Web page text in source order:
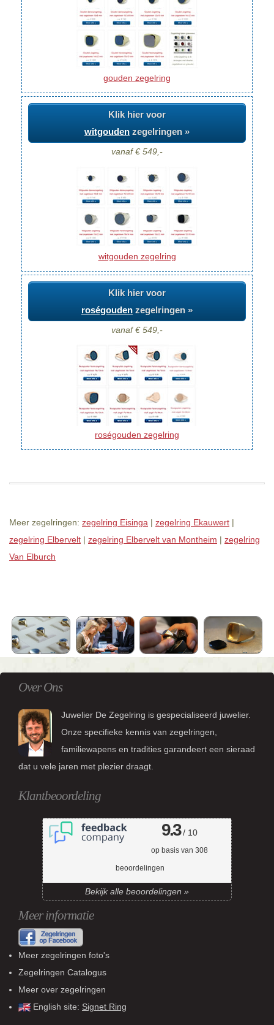
gouden zegelring
Klik hier voor
witgouden zegelringen »
vanaf € 549,-
witgouden zegelring
Klik hier voor
roségouden zegelringen »
vanaf € 549,-
roségouden zegelring
Meer zegelringen: zegelring Eisinga | zegelring Ekauwert |
zegelring Elbervelt | zegelring Elbervelt van Montheim | zegelring
Van Elburch
Over Ons
Juwelier De Zegelring is gespecialiseerd juwelier.
Onze specifieke kennis van zegelringen,
familiewapens en tradities garandeert een sieraad
dat u vele jaren met plezier draagt.
Klantbeoordeling
9.3/ 10
op basis van 308
beoordelingen
Bekijk alle beoordelingen »
Meer informatie
Meer zegelringen foto's
Zegelringen Catalogus
Meer over zegelringen
English site: Signet Ring